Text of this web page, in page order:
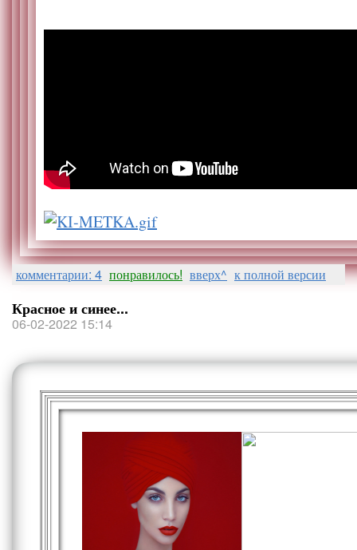
комментарии: 4 понравилось! вверх^ к полной версии
Красное и синее...
06-02-2022 15:14